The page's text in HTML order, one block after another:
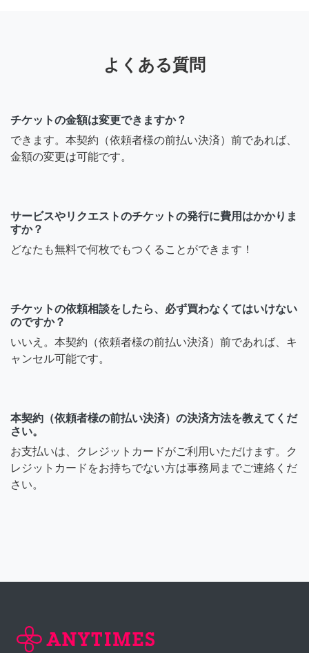
よくある質問
チケットの金額は変更できますか？
できます。本契約（依頼者様の前払い決済）前であれば、
金額の変更は可能です。
サービスやリクエストのチケットの発行に費用はかかりま
すか？
どなたも無料で何枚でもつくることができます！
チケットの依頼相談をしたら、必ず買わなくてはいけない
のですか？
いいえ。本契約（依頼者様の前払い決済）前であれば、キ
ャンセル可能です。
本契約（依頼者様の前払い決済）の決済方法を教えてくだ
さい。
お支払いは、クレジットカードがご利用いただけます。ク
レジットカードをお持ちでない方は事務局までご連絡くだ
さい。